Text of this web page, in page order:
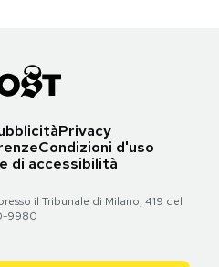
Privacy
Condizioni d'uso
di accessibilità
il Tribunale di Milano, 419 del
9980